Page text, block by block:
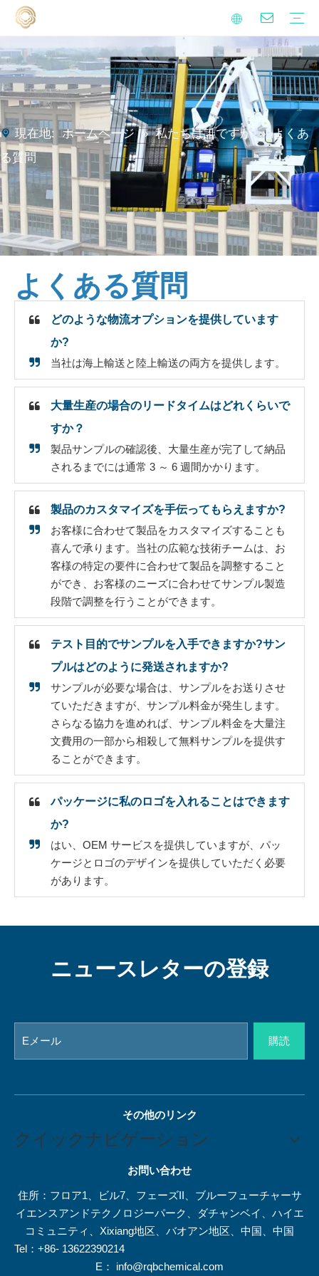
現在地: ホームページ » 私たちは誰ですか » よくあ
る質問
よくある質問
どのような物流オプションを提供しています
か?
当社は海上輸送と陸上輸送の両方を提供します。
大量生産の場合のリードタイムはどれくらいで
すか？
製品サンプルの確認後、大量生産が完了して納品
されるまでには通常 3 ～ 6 週間かかります。
製品のカスタマイズを手伝ってもらえますか?
お客様に合わせて製品をカスタマイズすることも
喜んで承ります。当社の広範な技術チームは、お
客様の特定の要件に合わせて製品を調整すること
ができ、お客様のニーズに合わせてサンプル製造
段階で調整を行うことができます。
テスト目的でサンプルを入手できますか?サン
プルはどのように発送されますか?
サンプルが必要な場合は、サンプルをお送りさせ
ていただきますが、サンプル料金が発生します。
さらなる協力を進めれば、サンプル料金を大量注
文費用の一部から相殺して無料サンプルを提供す
ることができます。
パッケージに私のロゴを入れることはできます
か?
はい、OEM サービスを提供していますが、パッ
ケージとロゴのデザインを提供していただく必要
があります。
ニュースレターの登録
購読
その他のリンク
クイックナビゲーション
お問い合わせ
住所：フロア1、ビル7、フェーズII、ブルーフューチャーサ
イエンスアンドテクノロジーパーク、ダチャンベイ、ハイエ
コミュニティ、Xixiang地区、バオアン地区、中国、中国
Tel：+86- 13622390214
E： info@rqbchemical.com